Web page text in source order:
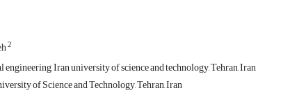
2
Iran university of science and technology, Tehran, Iran
of Science and Technology, Tehran, Iran